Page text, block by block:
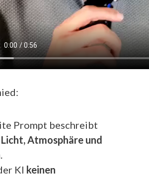
Prompt beschreibt
Atmosphäre und
KI keinen